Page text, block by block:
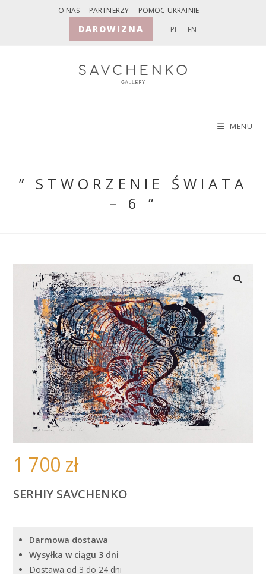
O NAS PARTNERZY POMOC UKRAINIE
DAROWIZNA PL EN
MENU
” STWORZENIE ŚWIATA
– 6 ”
1 700 zł
SERHIY SAVCHENKO
Darmowa dostawa
Wysyłka w ciągu 3 dni
Dostawa od 3 do 24 dni